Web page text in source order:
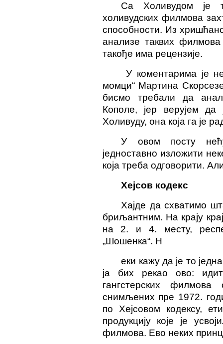
Са Холивудом је
холивудских филмова
способности. Из
анализе таквих
такође има рецензије.
У коментарима је
момци“ Мартина
бисмо требали да
Кополе, јер верујем
Холивуду, она која га је
У овом посту
једноставно изложити
која треба одговорити.
Хејсов кодекс
Хајде да схватимо
бриљантним. На крају
на 2. и 4. месту,
„Шошенка“. Н
еки кажу да је то
ја бих рекао ово:
гангстерских
снимљених пре 1972.
по Хејсовом кодексу,
продукцију које је
филмова. Ево неких